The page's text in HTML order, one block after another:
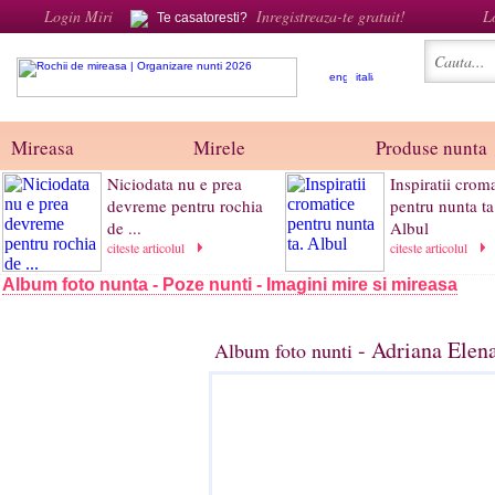
Login Miri Te casatoresti? Inregistreaza-te gratuit!
Mireasa Mirele Produse nunta
Niciodata nu e prea
devreme pentru rochia
de ...
citeste articolul
Inspiratii
pentru nunta
Albul
citeste articolul
Album foto nunta - Poze nunti - Imagini mire si mireasa
Album foto nunti - Adriana